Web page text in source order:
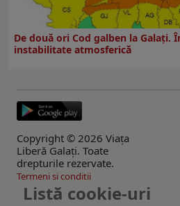
De două ori Cod galben la Galaţi.
instabilitate atmosferică
Copyright © 2026 Viaţa
Liberă Galaţi. Toate
drepturile rezervate.
Termeni si conditii
Listă cookie-uri